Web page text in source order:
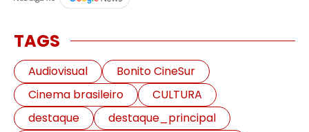
TAGS
Audiovisual
Bonito CineSur
Cinema brasileiro
CULTURA
destaque
destaque_principal